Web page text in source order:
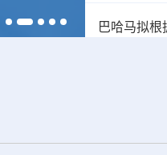
巴哈马拟根